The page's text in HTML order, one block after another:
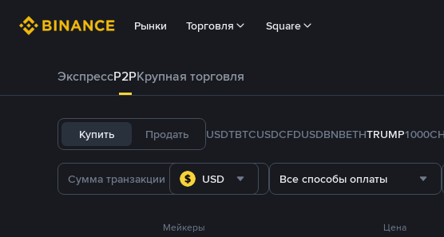
Рынки Торговля Square
ЭкспрессP2PКрупная торговля
Купить Продать USDTBTCUSDCFDUSDBNBETHTRUMP
USD Все способы оплаты
Мейкеры Цена